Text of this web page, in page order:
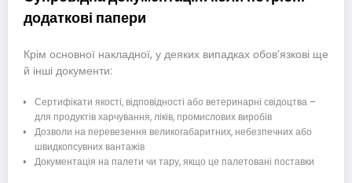
додаткові папери
Крім основної накладної, у деяких випадках обов’язкові ще
й інші документи:
Сертифікати якості, відповідності або ветеринарні свідоцтва –
для продуктів харчування, ліків, промислових виробів
Дозволи на перевезення великогабаритних, небезпечних або
швидкопсувних вантажів
Документація на палети чи тару, якщо це палетовані поставки